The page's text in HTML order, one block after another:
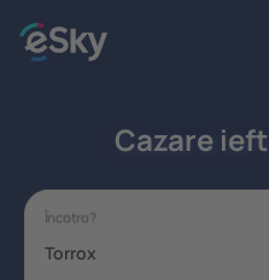
Cazare